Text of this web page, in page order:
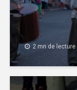
2 mn de lecture